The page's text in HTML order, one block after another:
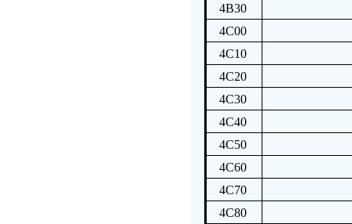
4B30
4C00
4C10
4C20
4C30
4C40
4C50
4C60
4C70
4C80